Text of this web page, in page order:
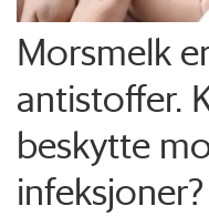
Morsmelk
antistoffer.
beskytte
infeksjoner?